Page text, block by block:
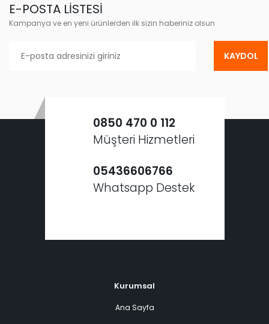
E-POSTA LİSTESİ
Kampanya ve en yeni ürünlerden ilk sizin haberiniz olsun
KAYDOL
0850 470 0 112
Müşteri Hizmetleri
05436606766
Whatsapp Destek
Kurumsal
Ana Sayfa